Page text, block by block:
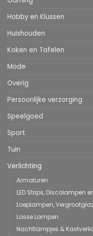
Hobby en Klussen
Huishouden
Koken en Tafelen
Mode
Overig
Persoonlijke verzorging
Speelgoed
Sport
Tuin
Verlichting
Armaturen
LED Strips, Discolampen
Loeplampen,
Losse Lampen
Nachtlampjes &